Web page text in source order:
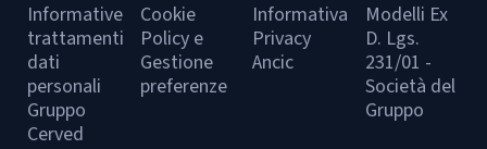
Informative
trattamenti
dati
personali
Gruppo
Cerved
Cookie
Policy e
Gestione
preferenze
Informativa
Privacy
Ancic
Modelli Ex
D. Lgs.
231/01 -
Società del
Gruppo